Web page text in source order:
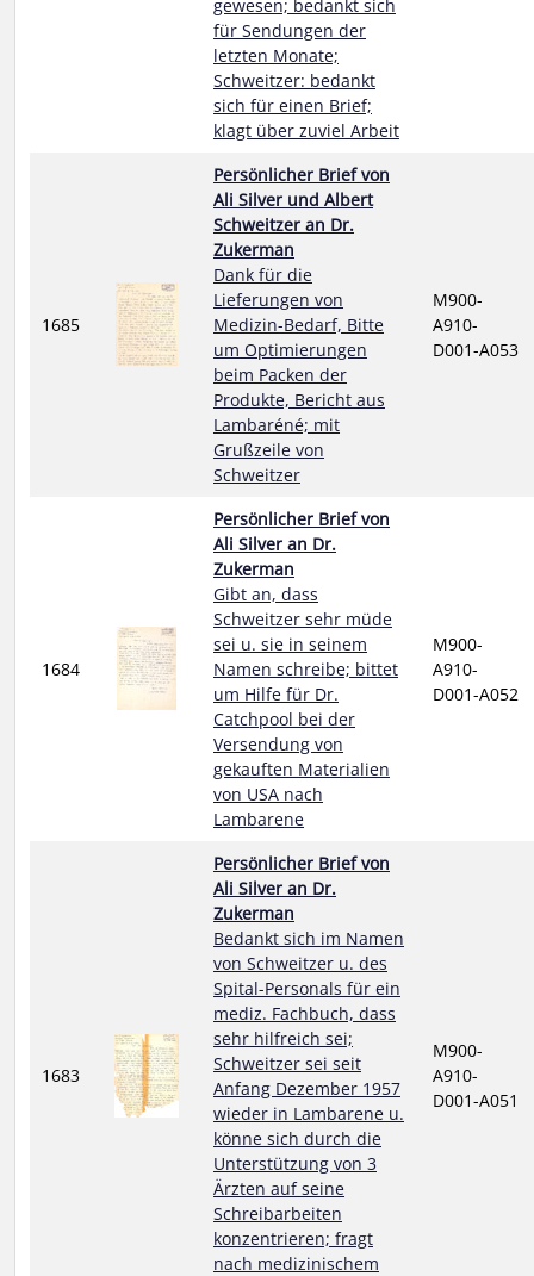
gewesen; bedankt sich
für Sendungen der
letzten Monate;
Schweitzer: bedankt
sich für einen Brief;
klagt über zuviel Arbeit
1685
Persönlicher Brief von
Ali Silver und Albert
Schweitzer an Dr.
Zukerman
Dank für die
Lieferungen von
Medizin-Bedarf, Bitte
um Optimierungen
beim Packen der
Produkte, Bericht aus
Lambaréné; mit
Grußzeile von
Schweitzer
M900-
A910-
D001-A053
1684
Persönlicher Brief von
Ali Silver an Dr.
Zukerman
Gibt an, dass
Schweitzer sehr müde
sei u. sie in seinem
Namen schreibe; bittet
um Hilfe für Dr.
Catchpool bei der
Versendung von
gekauften Materialien
von USA nach
Lambarene
M900-
A910-
D001-A052
1683
Persönlicher Brief von
Ali Silver an Dr.
Zukerman
Bedankt sich im Namen
von Schweitzer u. des
Spital-Personals für ein
mediz. Fachbuch, dass
sehr hilfreich sei;
Schweitzer sei seit
Anfang Dezember 1957
wieder in Lambarene u.
könne sich durch die
Unterstützung von 3
Ärzten auf seine
Schreibarbeiten
konzentrieren; fragt
nach medizinischem
M900-
A910-
D001-A051